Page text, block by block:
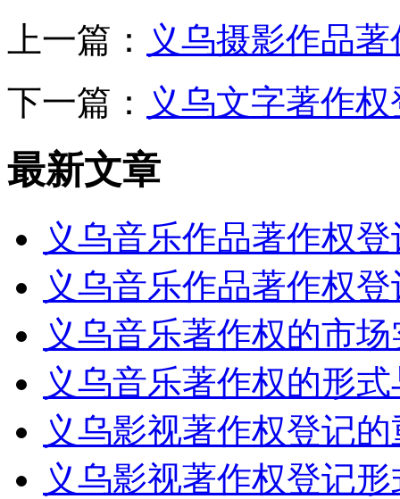
上一篇： 义乌摄影作品
下一篇： 义乌文字著作
最新文章
义乌音乐作品著作权
义乌音乐作品著作权
义乌音乐著作权的市
义乌音乐著作权的形
义乌影视著作权登记
义乌影视著作权登记